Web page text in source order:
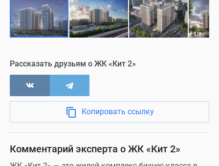
Холл
Квартиры с отделкой
Коммерция
Ход строительства
Рассказать друзьям о ЖК «Кит 2»
Копировать ссылку
Комментарий эксперта о ЖК «Кит 2»